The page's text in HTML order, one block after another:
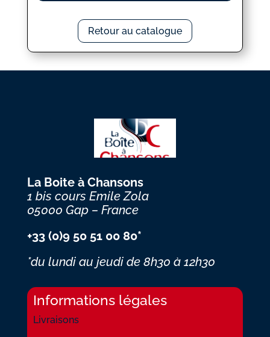
Retour au catalogue
La Boite à Chansons
1 bis cours Emile Zola
05000 Gap – France
+33 (0)9 50 51 00 80*
*du lundi au jeudi de 8h30 à 12h30
Informations légales
Livraisons